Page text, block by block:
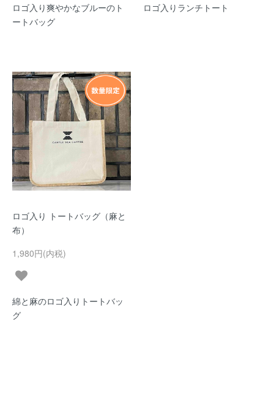
ロゴ入り爽やかなブルーのト
ートバッグ
ロゴ入りランチトート
ロゴ入り トートバッグ（麻と
布）
1,980円(内税)
綿と麻のロゴ入りトートバッ
グ